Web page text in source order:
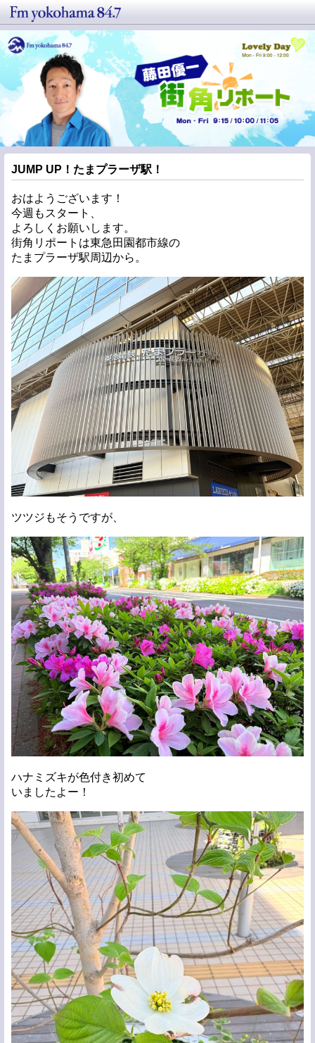
JUMP UP！たまプラーザ駅！
おはようございます！
今週もスタート、
よろしくお願いします。
街角リポートは東急田園都市線の
たまプラーザ駅周辺から。
ツツジもそうですが、
ハナミズキが色付き初めて
いましたよー！